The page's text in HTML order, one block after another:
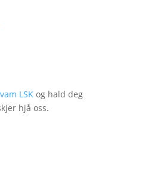
LSKog hald deg
hjå oss.